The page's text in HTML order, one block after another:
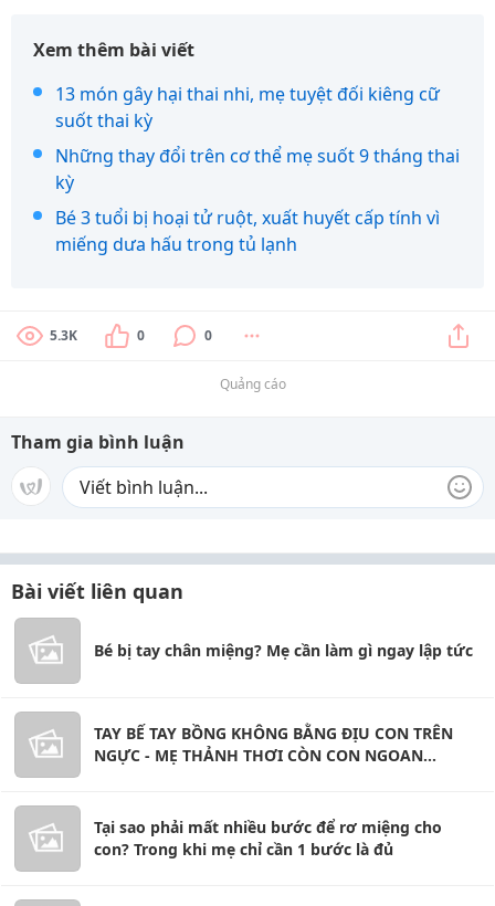
Xem thêm bài viết
13 món gây hại thai nhi, mẹ tuyệt đối kiêng cữ
suốt thai kỳ
Những thay đổi trên cơ thể mẹ suốt 9 tháng thai
kỳ
Bé 3 tuổi bị hoại tử ruột, xuất huyết cấp tính vì
miếng dưa hấu trong tủ lạnh
5.3K 0 0
Quảng cáo
Tham gia bình luận
Bài viết liên quan
Bé bị tay chân miệng? Mẹ cần làm gì ngay lập tức
TAY BẾ TAY BỒNG KHÔNG BẰNG ĐỊU CON TRÊN
NGỰC - MẸ THẢNH THƠI CÒN CON NGOAN
Tại sao phải mất nhiều bước để rơ miệng cho
con? Trong khi mẹ chỉ cần 1 bước là đủ